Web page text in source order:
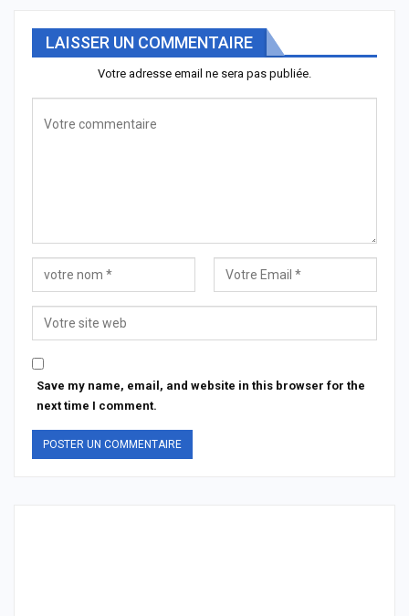
LAISSER UN COMMENTAIRE
Votre adresse email ne sera pas publiée.
Save my name, email, and website in this browser for the
next time I comment.